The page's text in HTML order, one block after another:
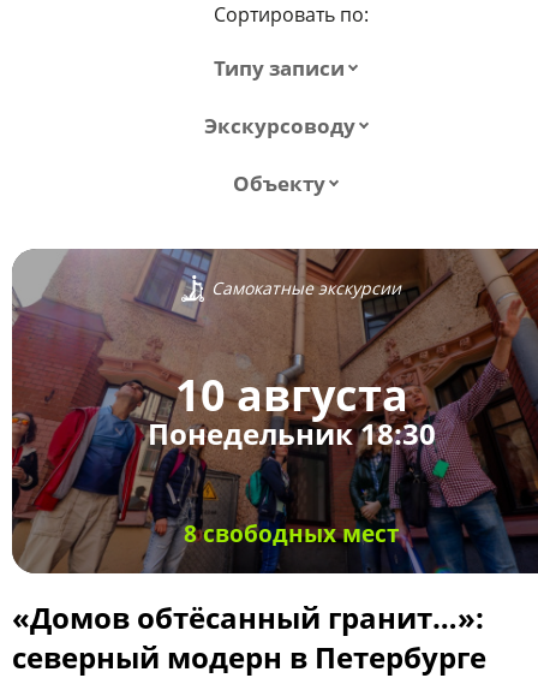
Сортировать по:
Типу записи
Экскурсоводу
Объекту
Самокатные экскурсии
10 августа
Понедельник 18:30
8 свободных мест
«Домов обтёсанный гранит…»:
северный модерн в Петербурге